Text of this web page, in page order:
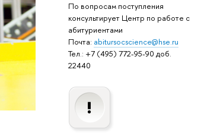
По вопросам поступления
консультирует Центр по работе с
абитуриентами
Почта: abitursocscience@hse.ru
Тел.: +7 (495) 772-95-90 доб.
22440